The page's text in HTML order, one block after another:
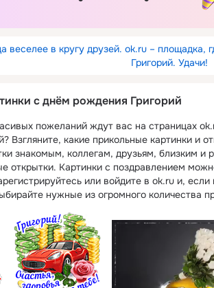
веселее в кругу друзей. ok.ru –
Григорий. Удачи!
с днём рождения Григорий
пожеланий ждут вас на страницах
Взгляните, какие прикольные картинки и
знакомым, коллегам, друзьям, близким и
открытки. Картинки с поздравлением
или войдите в ok.ru и,
нужные из огромного количества